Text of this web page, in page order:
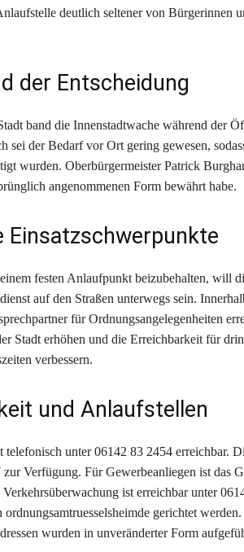
deutlich seltener von Bürgerinnen
der Entscheidung
band die Innenstadtwache während der
sei der Bedarf vor Ort gering gewesen,
wurden. Oberbürgermeister Patrick
angenommenen Form bewährt habe.
Einsatzschwerpunkte
einem festen Anlaufpunkt beizubehalten, will
auf den Straßen unterwegs sein.
für Ordnungsangelegenheiten
Stadt erhöhen und die Erreichbarkeit für
verbessern.
und Anlaufstellen
unter 06142 83 2454 erreichbar.
Verfügung. Für Gewerbeanliegen ist das
ist erreichbar unter
gerichtet
wurden in unveränderter Form